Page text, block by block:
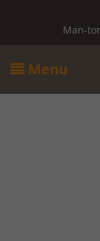
Man-
 Menu